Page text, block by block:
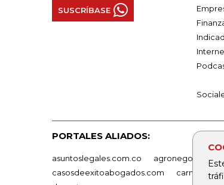
SUSCRÍBASE
PORTALES ALIADOS:
asuntoslegales.com.co agronegocios.co
casosdeexitoabogados.com